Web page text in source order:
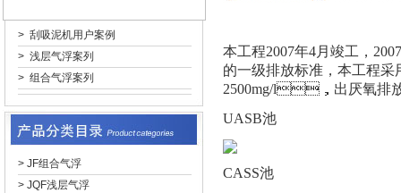
> 刮吸泥机用户案例
> 浅层气浮案列
> 组合气浮案列
> JF组合气浮
> JQF浅层气浮
本工程2007年4月竣工，
的一级排放标准，本工程
2500mg/l，出厌氧排放
UASB池
CASS池